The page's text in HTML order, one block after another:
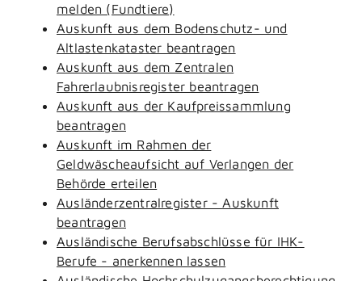
melden (Fundtiere)
Auskunft aus dem Bodenschutz- und
Altlastenkataster beantragen
Auskunft aus dem Zentralen
Fahrerlaubnisregister beantragen
Auskunft aus der Kaufpreissammlung
beantragen
Auskunft im Rahmen der
Geldwäscheaufsicht auf Verlangen der
Behörde erteilen
Ausländerzentralregister - Auskunft
beantragen
Ausländische Berufsabschlüsse für IHK-
Berufe - anerkennen lassen